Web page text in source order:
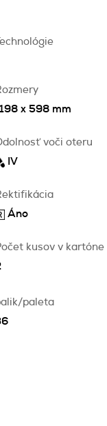
Technológie
x 598 mm
voči oteru
IV
Áno
kusov v kartóne
paleta